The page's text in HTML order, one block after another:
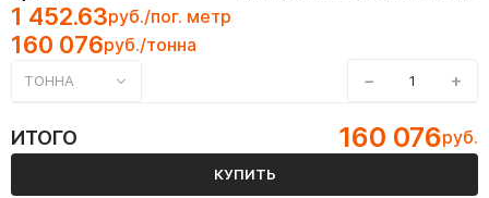
1 452.63руб./пог. метр
160 076руб./тонна
ТОННА − +
ИТОГО 160 076руб.
КУПИТЬ